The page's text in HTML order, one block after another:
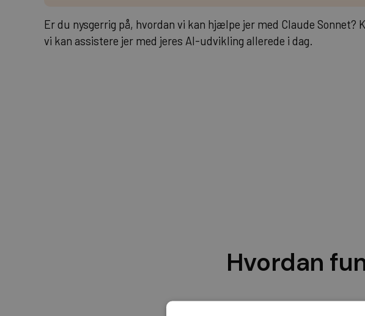
Er du nysgerrig på, hvordan vi kan hjælpe jer med Claude Sonnet?
vi kan assistere jer med jeres AI-udvikling allerede i dag.
Hvordan